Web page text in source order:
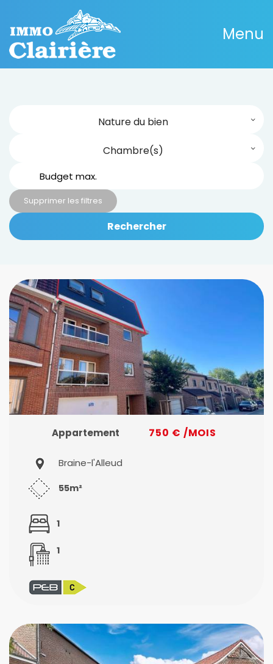
Menu
Nature du bien
Chambre(s)
Supprimer les filtres
Rechercher
Appartement 750 € /MOIS
Braine-l'Alleud
55m²
1
1